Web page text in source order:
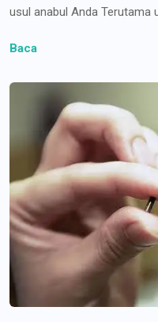
usul anabul Anda Terutama
Baca